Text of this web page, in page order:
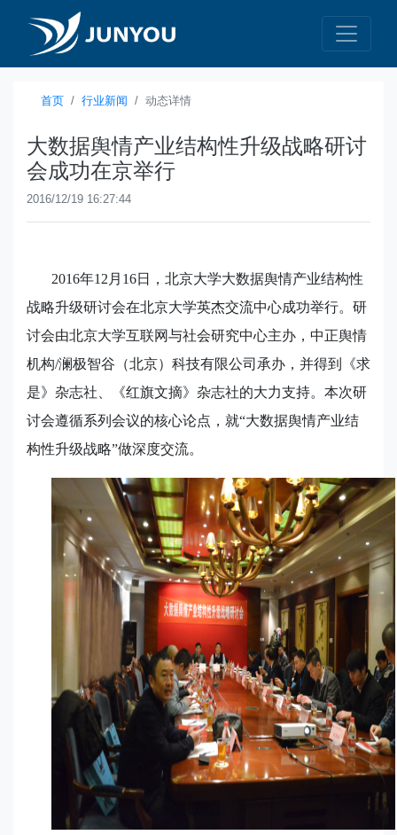
首页 行业新闻 动态详情
大数据舆情产业结构性升级战略研讨
会成功在京举行
2016/12/19 16:27:44
2016年12 月 16日，北京大学大数据舆情产业结构性
战略升级研讨会在北京大学英杰交流中心成功举行。研
讨会由北京大学互联网与社会研究中心主办，中正舆情
机构/澜极智谷（北京）科技有限公司承办，并得到《求
是》杂志社、《红旗文摘》杂志社的大力支持。本次研
讨会遵循系列会议的核心论点，就“大数据舆情产业结
构性升级战略”做深度交流。